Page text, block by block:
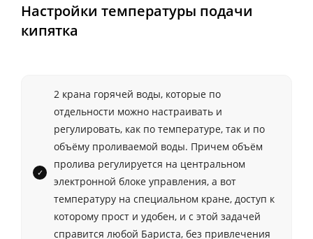
Настройки температуры подачи
кипятка
2 крана горячей воды, которые по
отдельности можно настраивать и
регулировать, как по температуре, так и по
объёму проливаемой воды. Причем объём
пролива регулируется на центральном
электронной блоке управления, а вот
температуру на специальном кране, доступ к
которому прост и удобен, и с этой задачей
справится любой Бариста, без привлечения